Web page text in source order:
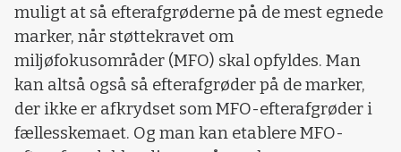
muligt at så efterafgrøderne på de mest egnede
marker, når støttekravet om
miljøfokusområder (MFO) skal opfyldes. Man
kan altså også så efterafgrøder på de marker,
der ikke er afkrydset som MFO-efterafgrøder i
fællesskemaet. Og man kan etablere MFO-